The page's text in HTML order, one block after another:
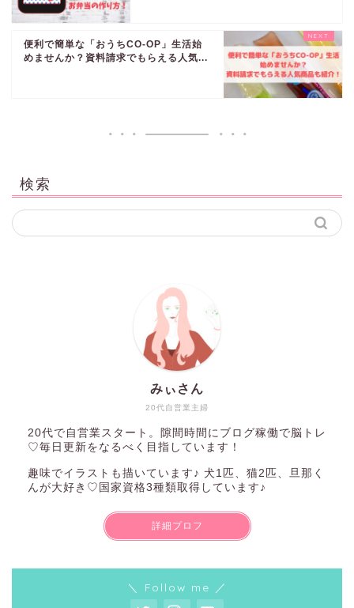
便利で簡単な「おうちCO-OP」生活始
めませんか？資料請求でもらえる人気...
検索
20代自営業主婦
みぃさん
20代で自営業スタート。隙間時間にブログ稼働で脳トレ
♡毎日更新をなるべく目指しています！
趣味でイラストも描いています♪ 犬1匹、猫2匹、旦那く
んが大好き♡国家資格3種類取得しています♪
詳細プロフ
＼ Follow me ／